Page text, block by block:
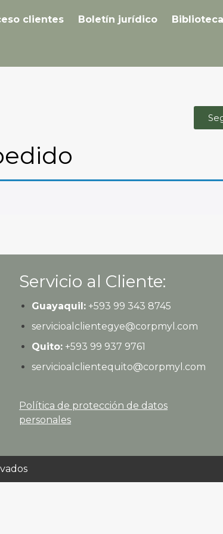
clientes Boletín jurídico
Servicio al Cliente:
Guayaquil:+593 99 343 8745
servicioalclientegye@corpmyl.com
Quito:+593 99 937 9761
servicioalclientequito@corpmyl.com
Política de protección de datos
personales